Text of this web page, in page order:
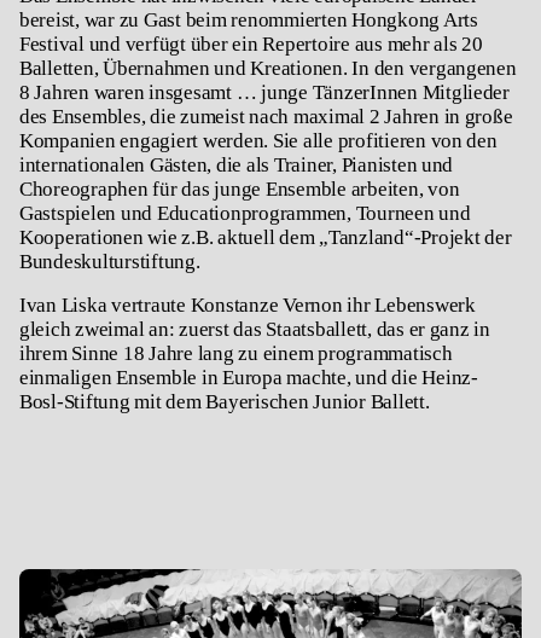
bereist, war zu Gast beim renommierten Hongkong Arts
Festival und verfügt über ein Repertoire aus mehr als 20
Balletten, Übernahmen und Kreationen. In den vergangenen
8 Jahren waren insgesamt … junge TänzerInnen Mitglieder
des Ensembles, die zumeist nach maximal 2 Jahren in große
Kompanien engagiert werden. Sie alle profitieren von den
internationalen Gästen, die als Trainer, Pianisten und
Choreographen für das junge Ensemble arbeiten, von
Gastspielen und Educationprogrammen, Tourneen und
Kooperationen wie z.B. aktuell dem „Tanzland“-Projekt der
Bundeskulturstiftung.
Ivan Liska vertraute Konstanze Vernon ihr Lebenswerk
gleich zweimal an: zuerst das Staatsballett, das er ganz in
ihrem Sinne 18 Jahre lang zu einem programmatisch
einmaligen Ensemble in Europa machte, und die Heinz-
Bosl-Stiftung mit dem Bayerischen Junior Ballett.